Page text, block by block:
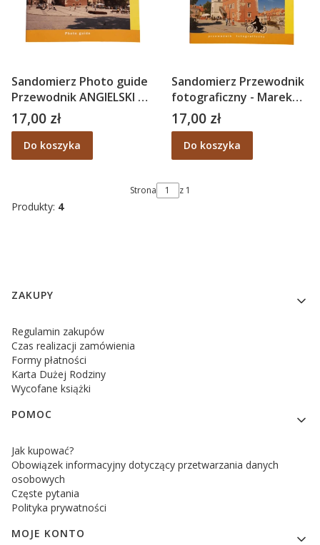
Sandomierz Photo guide
Przewodnik ANGIELSKI -
Marek Juszczyk,
Krzysztof Śliwa
Cena
17,00 zł
Do koszyka
Sandomierz Przewodnik
fotograficzny - Marek
Juszczyk, Krzysztof
Adam Śliwa
Cena
17,00 zł
Do koszyka
Strona z 1
Produkty: 4
Linki w stopce
ZAKUPY
Regulamin zakupów
Czas realizacji zamówienia
Formy płatności
Karta Dużej Rodziny
Wycofane książki
POMOC
Jak kupować?
Obowiązek informacyjny dotyczący przetwarzania danych
osobowych
Częste pytania
Polityka prywatności
MOJE KONTO